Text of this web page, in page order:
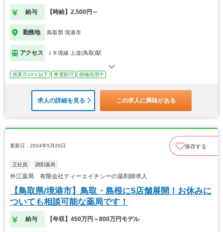
給与 【時給】2,500円～
勤務地 鳥取県 境港市
アクセス ＪＲ境線 上道(鳥取)駅
残業月10ｈ以下 車通勤可 積極採用中
求人の詳細を見る この求人に興味がある
更新日：2024年5月20日 保存する
正社員 調剤薬局
外江薬局 有限会社ティーエイチシーの薬剤師求人
【鳥取県/境港市】鳥取・島根に5店舗展開！お休みに
ついても相談可能な薬局です！
給与 【年収】450万円～800万円モデル